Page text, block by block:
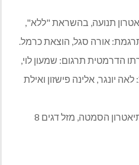
יצירת תיאטרון תנועה, בהשראת "ללא",
אורה סגל, הוצאת כרמל.
הדרמטית תרגום: שמעון לוי,
יונגר, אלינה פישזון ואילת
יום שני 21.3.22 בשעה 21:00 תיאטרון הסמטה, מזל דגים 8